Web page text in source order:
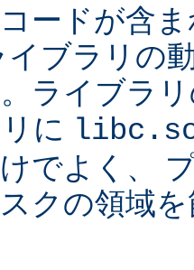
ードが含
ブラリの
ライブラ
に
でよく、
クの領域